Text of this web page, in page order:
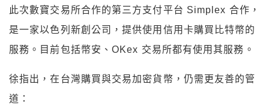
此次數寶交易所合作的第三方支付平台 Simplex 合作，
是一家以色列新創公司，提供使用信用卡購買比特幣的
服務。目前包括幣安、OKex 交易所都有使用其服務。
徐指出，在台灣購買與交易加密貨幣，仍需更友善的管
道：